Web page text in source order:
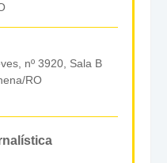
nº 3920, Sala B
RO